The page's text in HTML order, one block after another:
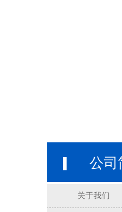
公司
关于我们